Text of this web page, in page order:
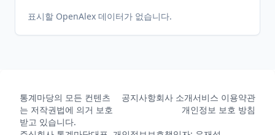
표시할 OpenAlex 데이터가 없습니다.
통계마당의 모든 컨텐츠
는 저작권법에 의거 보호
받고 있습니다.
공지사항회사 소개서비스 이용약관
개인정보 보호 방침